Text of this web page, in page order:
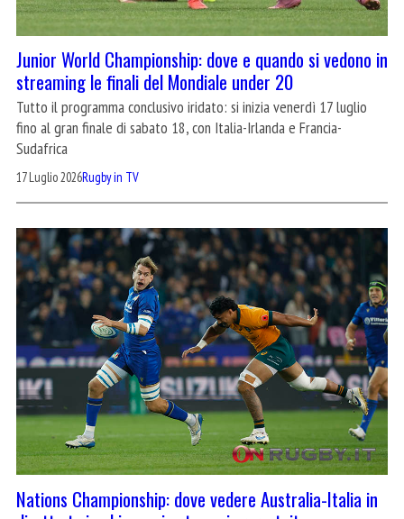
Junior World Championship: dove e quando si vedono in
streaming le finali del Mondiale under 20
Tutto il programma conclusivo iridato: si inizia venerdì 17 luglio
fino al gran finale di sabato 18, con Italia-Irlanda e Francia-
Sudafrica
17 Luglio 2026Rugby in TV
Nations Championship: dove vedere Australia-Italia in